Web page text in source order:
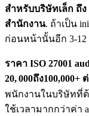
สำหรับบริษัทเล็ก ถึ
สำนักงาน. ถ้าเป็น
ก่อนหน้านั้นอีก 3-12
ราคา ISO 27001
20,000ถึง100,000+
พนักงานในบริษัทที่ต้
ใช้เวลามากกว่าค่า